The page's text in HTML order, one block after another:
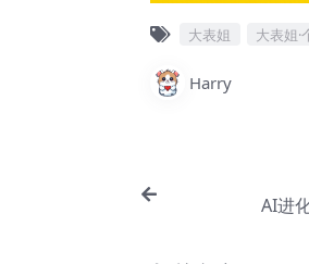
大表姐 大表姐
Harry
AI进